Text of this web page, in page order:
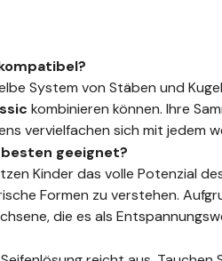
System von Stäben und
kombinieren können. Ihre
vervielfachen sich mit jedem
geeignet?
Kinder das volle Potenzial
Formen zu verstehen.
die es als